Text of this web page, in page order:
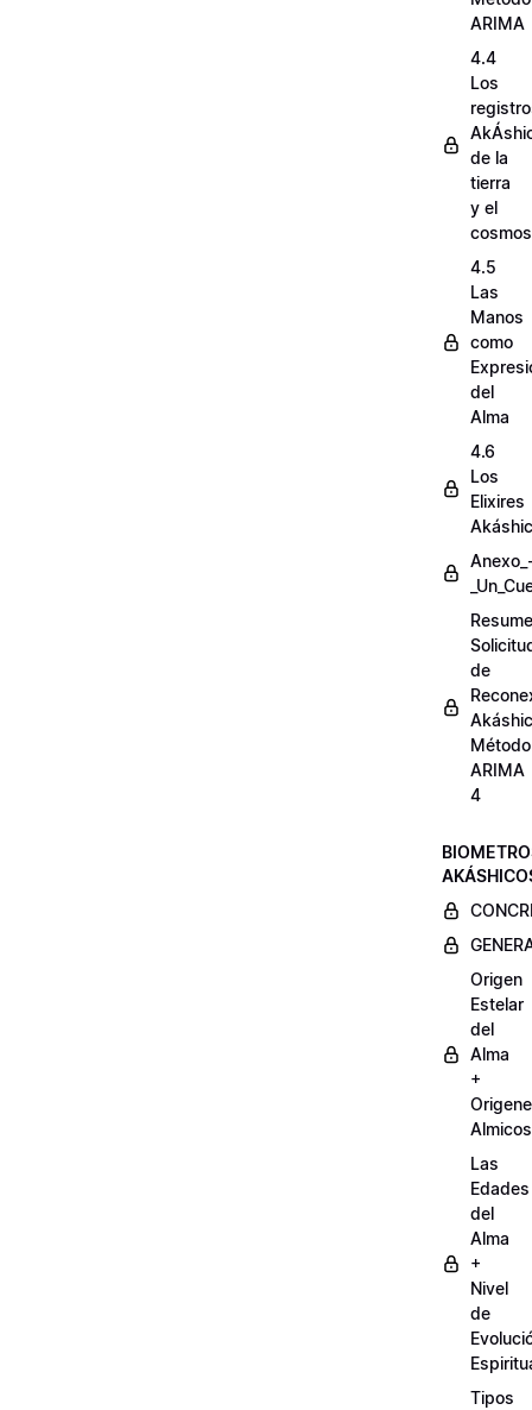
ARIMA
4.4
Los
de la
tierra
y el
cosmos
4.5
Las
Manos
como
del
Alma
4.6
Los
Elixires
de
Método
ARIMA
4
Origen
Estelar
del
Alma
+
Almicos
Las
Edades
del
Alma
+
Nivel
de
Tipos